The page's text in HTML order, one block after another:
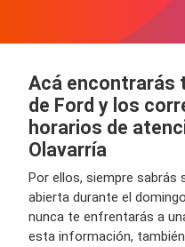
Acá encontrarás
de Ford y los
horarios de
Olavarría
Por ellos, siempre sabrás
abierta durante el
nunca te enfrentarás a
esta información,